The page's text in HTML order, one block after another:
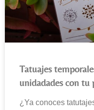
Tatuajes
unidadades con tu
¿Ya conoces